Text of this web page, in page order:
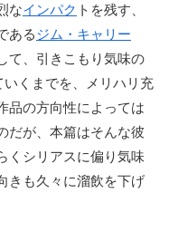
なインパク トを残す、
あるジム・キャリー
て、引きこもり気味の
いくまでを、メリハリ充
品の方向性によっては
だが、本篇はそんな彼
くシリアスに偏り気味
きも久々に溜飲を下げ